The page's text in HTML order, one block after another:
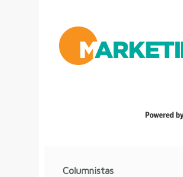
Columnistas